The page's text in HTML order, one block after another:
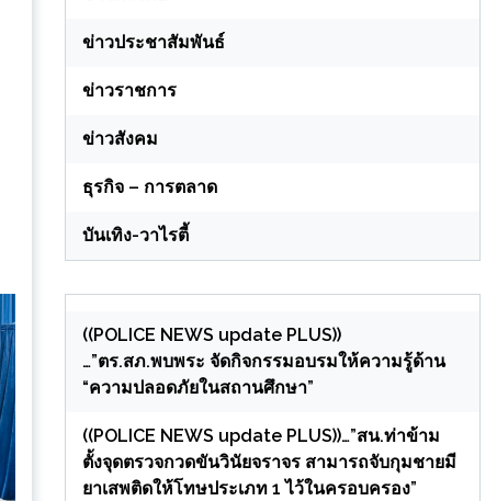
ข่าวประชาสัมพันธ์
ข่าวราชการ
ข่าวสังคม
ธุรกิจ – การตลาด
บันเทิง-วาไรตี้
((POLICE NEWS update PLUS))
…”ตร.สภ.พบพระ จัดกิจกรรมอบรมให้ความรู้ด้าน
“ความปลอดภัยในสถานศึกษา”
((POLICE NEWS update PLUS))…”สน.ท่าข้าม
ตั้งจุดตรวจกวดขันวินัยจราจร สามารถจับกุมชายมี
ยาเสพติดให้โทษประเภท 1 ไว้ในครอบครอง”